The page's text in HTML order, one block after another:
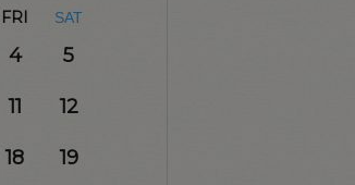
FRI SAT
4 5
11 12
18 19